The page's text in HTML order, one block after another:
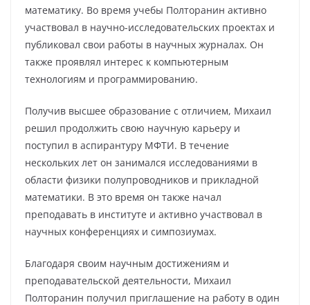
математику. Во время учебы Полторанин активно
участвовал в научно-исследовательских проектах и
публиковал свои работы в научных журналах. Он
также проявлял интерес к компьютерным
технологиям и программированию.
Получив высшее образование с отличием, Михаил
решил продолжить свою научную карьеру и
поступил в аспирантуру МФТИ. В течение
нескольких лет он занимался исследованиями в
области физики полупроводников и прикладной
математики. В это время он также начал
преподавать в институте и активно участвовал в
научных конференциях и симпозиумах.
Благодаря своим научным достижениям и
преподавательской деятельности, Михаил
Полторанин получил приглашение на работу в один